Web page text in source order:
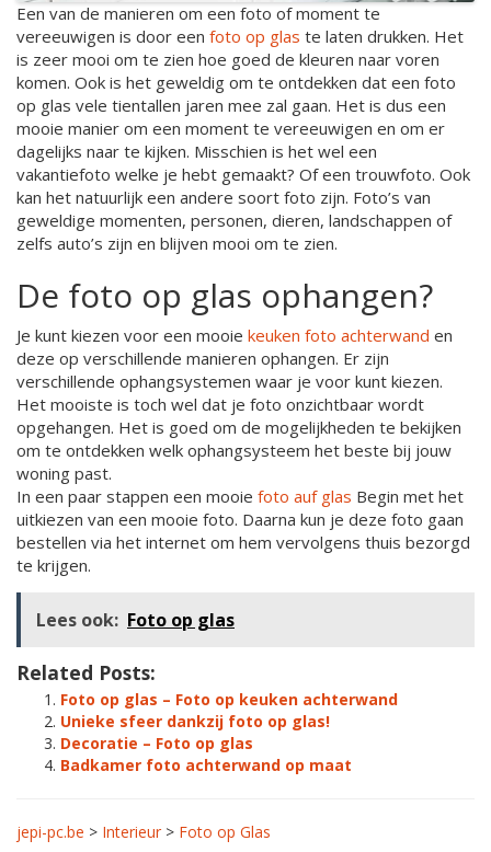
Een van de manieren om een foto of moment te
vereeuwigen is door een foto op glas te laten drukken. Het
is zeer mooi om te zien hoe goed de kleuren naar voren
komen. Ook is het geweldig om te ontdekken dat een foto
op glas vele tientallen jaren mee zal gaan. Het is dus een
mooie manier om een moment te vereeuwigen en om er
dagelijks naar te kijken. Misschien is het wel een
vakantiefoto welke je hebt gemaakt? Of een trouwfoto. Ook
kan het natuurlijk een andere soort foto zijn. Foto’s van
geweldige momenten, personen, dieren, landschappen of
zelfs auto’s zijn en blijven mooi om te zien.
De foto op glas ophangen?
Je kunt kiezen voor een mooie keuken foto achterwand en
deze op verschillende manieren ophangen. Er zijn
verschillende ophangsystemen waar je voor kunt kiezen.
Het mooiste is toch wel dat je foto onzichtbaar wordt
opgehangen. Het is goed om de mogelijkheden te bekijken
om te ontdekken welk ophangsysteem het beste bij jouw
woning past.
In een paar stappen een mooie foto auf glas Begin met het
uitkiezen van een mooie foto. Daarna kun je deze foto gaan
bestellen via het internet om hem vervolgens thuis bezorgd
te krijgen.
Lees ook: Foto op glas
Related Posts:
Foto op glas – Foto op keuken achterwand
Unieke sfeer dankzij foto op glas!
Decoratie – Foto op glas
Badkamer foto achterwand op maat
jepi-pc.be > Interieur > Foto op Glas